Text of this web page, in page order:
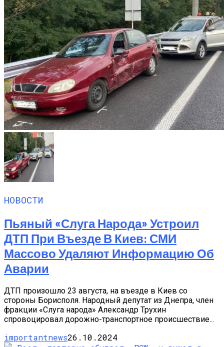
НОВОСТИ
Пьяный «слуга Народа» Устроил
ДТП При Въезде В Киев: СМИ
Массово Удаляют Информацию Об
Аварии
ДТП произошло 23 августа, на въезде в Киев со
стороны Борисполя. Народный депутат из Днепра, член
фракции «Слуга народа» Александр Трухин
спровоцировал дорожно-транспортное происшествие...
importantnews26.10.2024